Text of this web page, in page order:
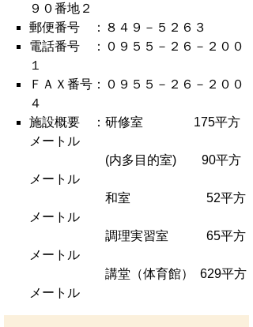
９０番地２
郵便番号 ：８４９－５２６３
電話番号 ：０９５５－２６－２００
１
ＦＡＸ番号：０９５５－２６－２００
４
施設概要 ：研修室 175平方
メートル
(内多目的室) 90平方
メートル
和室 52平方
メートル
調理実習室 65平方
メートル
講堂（体育館） 629平方
メートル